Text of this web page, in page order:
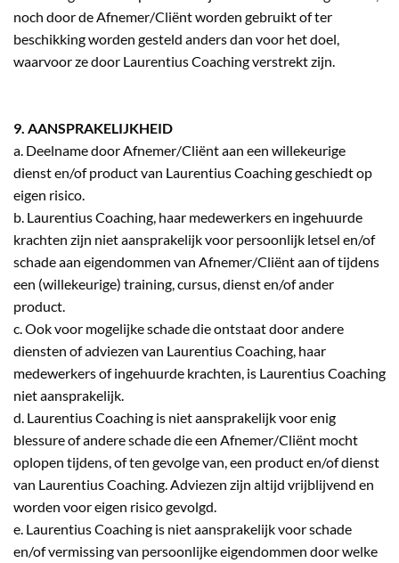
noch door de Afnemer/Cliënt worden gebruikt of ter
beschikking worden gesteld anders dan voor het doel,
waarvoor ze door Laurentius Coaching verstrekt zijn.
9. AANSPRAKELIJKHEID
a. Deelname door Afnemer/Cliënt aan een willekeurige
dienst en/of product van Laurentius Coaching geschiedt op
eigen risico.
b. Laurentius Coaching, haar medewerkers en ingehuurde
krachten zijn niet aansprakelijk voor persoonlijk letsel en/of
schade aan eigendommen van Afnemer/Cliënt aan of tijdens
een (willekeurige) training, cursus, dienst en/of ander
product.
c. Ook voor mogelijke schade die ontstaat door andere
diensten of adviezen van Laurentius Coaching, haar
medewerkers of ingehuurde krachten, is Laurentius Coaching
niet aansprakelijk.
d. Laurentius Coaching is niet aansprakelijk voor enig
blessure of andere schade die een Afnemer/Cliënt mocht
oplopen tijdens, of ten gevolge van, een product en/of dienst
van Laurentius Coaching. Adviezen zijn altijd vrijblijvend en
worden voor eigen risico gevolgd.
e. Laurentius Coaching is niet aansprakelijk voor schade
en/of vermissing van persoonlijke eigendommen door welke